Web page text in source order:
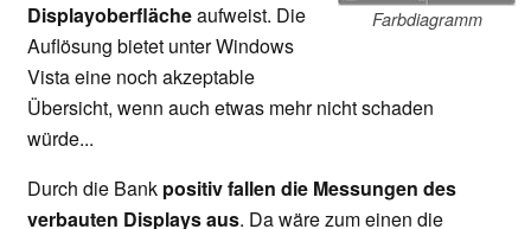
Farbdiagramm
Displayoberflächeaufweist. Die
Auflösung bietet unter Windows
Vista eine noch akzeptable
Übersicht, wenn auch etwas mehr nicht schaden
würde...
Durch die Bank positiv fallen die Messungen des
verbauten Displays aus. Da wäre zum einen die